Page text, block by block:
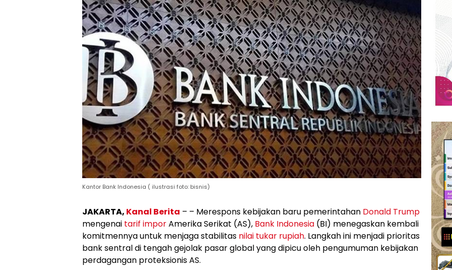
Kantor Bank Indonesia ( ilustrasi foto: bisnis)
JAKARTA, Kanal Berita – – Merespons kebijakan baru pemerintahan Donald Trump
mengenai tarif imporAmerika Serikat (AS), Bank Indonesia (BI) menegaskan kembali
komitmennya untuk menjaga stabilitas nilai tukar rupiah. Langkah ini menjadi prioritas
bank sentral di tengah gejolak pasar global yang dipicu oleh pengumuman kebijakan
perdagangan proteksionis AS.